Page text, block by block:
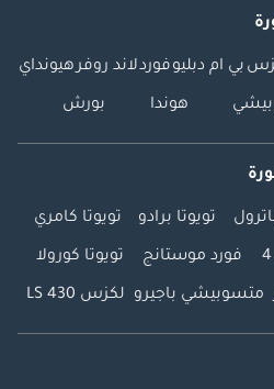
بي ام دبليوفوردلاند روفرهيونداي
هوندا بورش
تويوتا برادو تويوتا كامري
فورد موستانج تويوتا كورولا
متسوبيشي باجيرو لكزس LS 430